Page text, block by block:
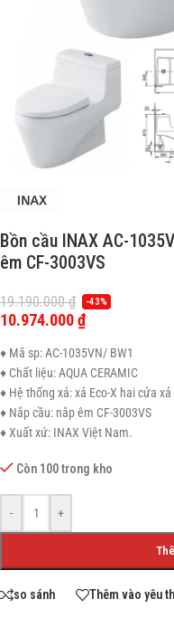
Bồn cầu INAX AC-
êm CF-3003VS
19.190.000₫ -43%
10.974.000₫
♦ Mã sp: AC-1035VN/ BW1
♦ Chất liệu: AQUA CERAMIC
♦ Hệ thống xả: xả Eco-X hai cửa xả
♦ Nắp cầu: nắp êm CF-3003VS
♦ Xuất xứ: INAX Việt Nam.
Còn 100 trong kho
- +
so sánh Thêm vào yêu